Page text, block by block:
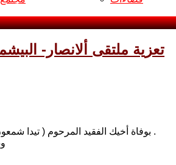
تعزية ملتقى ألانصار-
بوفاة أخيك الفقيد المرحوم ( تيدا شمعون خوشابا )الذي وافته المنية قبل أيام في مدينة بغداد وعن عمر يناهز الثمانين عاما .